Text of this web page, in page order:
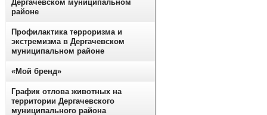
Дергачевском муниципальном
районе
Профилактика терроризма и
экстремизма в Дергачевском
муниципальном районе
«Мой бренд»
График отлова животных на
территории Дергачевского
муниципального района